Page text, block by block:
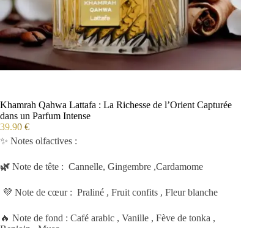
Khamrah Qahwa Lattafa : La Richesse de l’Orient Capturée
dans un Parfum Intense
39.90 €
✨ Notes olfactives :
🌿 Note de tête : Cannelle, Gingembre ,Cardamome
💜 Note de cœur : Praliné , Fruit confits , Fleur blanche
🔥 Note de fond : Café arabic , Vanille , Fève de tonka ,